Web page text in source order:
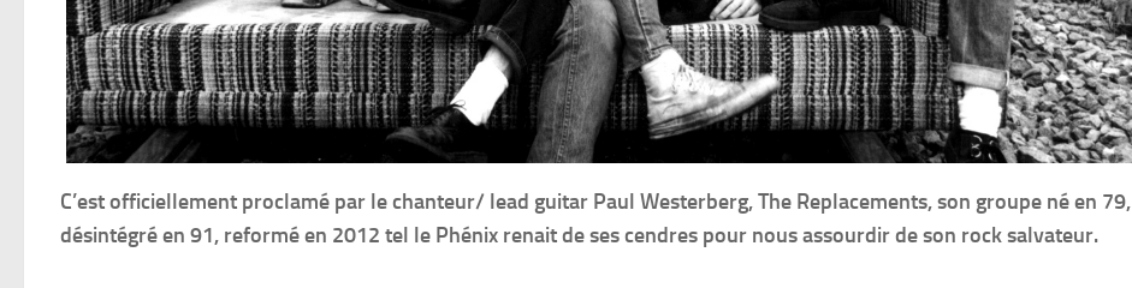
C’est officiellement proclamé par le chanteur/ lead guitar Paul Westerberg, The Replacements, son groupe né en 79,
désintégré en 91, reformé en 2012 tel le Phénix renait de ses cendres pour nous assourdir de son rock salvateur.